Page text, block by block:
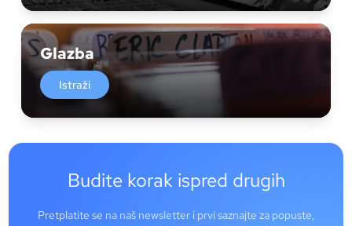
Glazba
Istraži
Budite korak ispred drugih
Pretplatite se na naš newsletter i prvi saznajte za popuste,